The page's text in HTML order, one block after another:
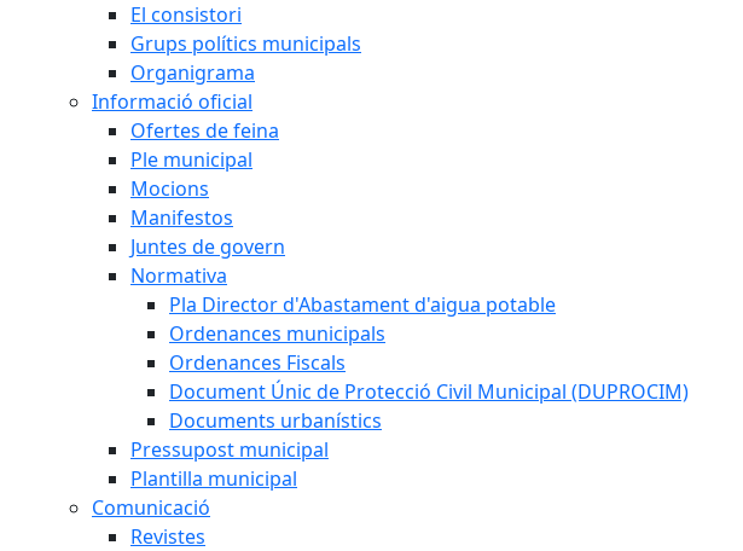
El consistori
Grups polítics municipals
Organigrama
Informació oficial
Ofertes de feina
Ple municipal
Mocions
Manifestos
Juntes de govern
Normativa
Pla Director d'Abastament d'aigua potable
Ordenances municipals
Ordenances Fiscals
Document Únic de Protecció Civil Municipal (DUPROCIM)
Documents urbanístics
Pressupost municipal
Plantilla municipal
Comunicació
Revistes